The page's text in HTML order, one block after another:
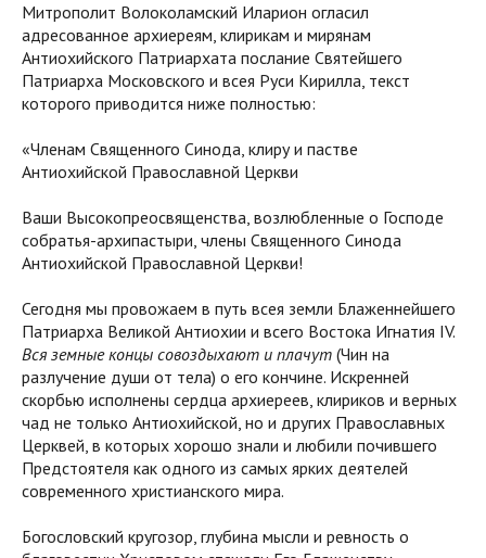
Митрополит Волоколамский Иларион огласил
адресованное архиереям, клирикам и мирянам
Антиохийского Патриархата послание Святейшего
Патриарха Московского и всея Руси Кирилла, текст
которого приводится ниже полностью:
«Членам Священного Синода, клиру и пастве
Антиохийской Православной Церкви
Ваши Высокопреосвященства, возлюбленные о Господе
собратья-архипастыри, члены Священного Синода
Антиохийской Православной Церкви!
Сегодня мы провожаем в путь всея земли Блаженнейшего
Патриарха Великой Антиохии и всего Востока Игнатия IV.
Вся земные концы совоздыхают и плачут (Чин на
разлучение души от тела) о его кончине. Искренней
скорбью исполнены сердца архиереев, клириков и верных
чад не только Антиохийской, но и других Православных
Церквей, в которых хорошо знали и любили почившего
Предстоятеля как одного из самых ярких деятелей
современного христианского мира.
Богословский кругозор, глубина мысли и ревность о